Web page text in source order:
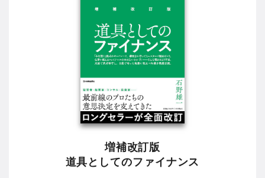
増補改訂版
道具としてのファイナンス